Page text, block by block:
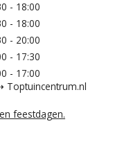
- 18:00
- 18:00
- 20:00
- 17:30
- 17:00
Toptuincentrum.nl
feestdagen.